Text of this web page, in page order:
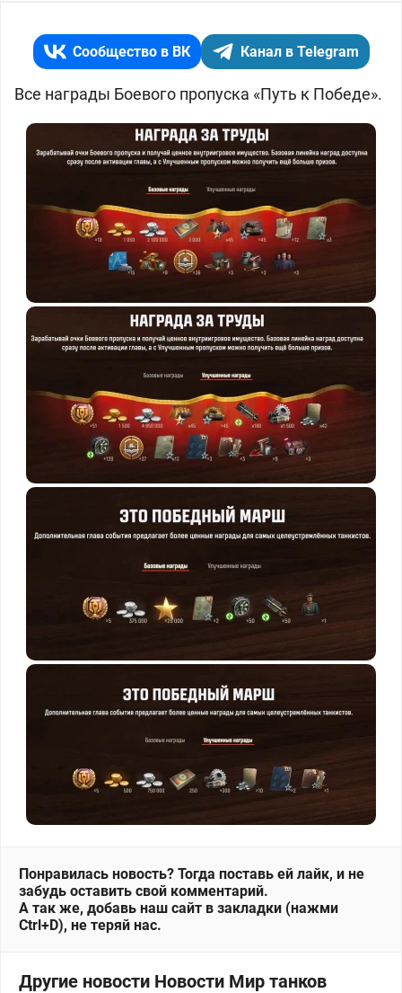
Сообщество в ВК Канал в Telegram
Все награды Боевого пропуска «Путь к Победе».
Понравилась новость? Тогда поставь ей лайк, и не
забудь оставить свой комментарий.
А так же, добавь наш сайт в закладки (нажми
Ctrl+D), не теряй нас.
Другие новости Новости Мир танков